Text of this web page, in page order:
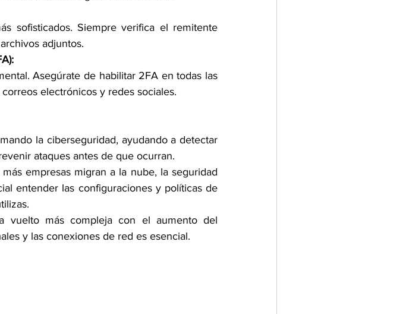
sofisticados. Siempre verifica el remitente
adjuntos.
Asegúrate de habilitar 2FA en todas las
electrónicos y redes sociales.
la ciberseguridad, ayudando a detectar
ataques antes de que ocurran.
empresas migran a la nube, la seguridad
entender las configuraciones y políticas de
vuelto más compleja con el aumento del
y las conexiones de red es esencial.